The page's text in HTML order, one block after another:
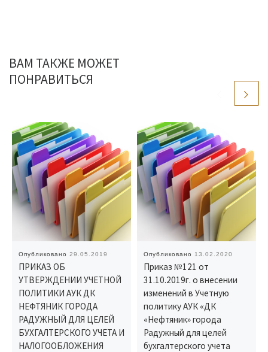
ВАМ ТАКЖЕ МОЖЕТ
ПОНРАВИТЬСЯ
Опубликовано 29.05.2019
ПРИКАЗ ОБ
УТВЕРЖДЕНИИ УЧЕТНОЙ
ПОЛИТИКИ АУК ДК
НЕФТЯНИК ГОРОДА
РАДУЖНЫЙ ДЛЯ ЦЕЛЕЙ
БУХГАЛТЕРСКОГО УЧЕТА И
НАЛОГООБЛОЖЕНИЯ
Опубликовано 13.02.2020
Приказ №121 от
31.10.2019г. о внесении
изменений в Учетную
политику АУК «ДК
«Нефтяник» города
Радужный для целей
бухгалтерского учета